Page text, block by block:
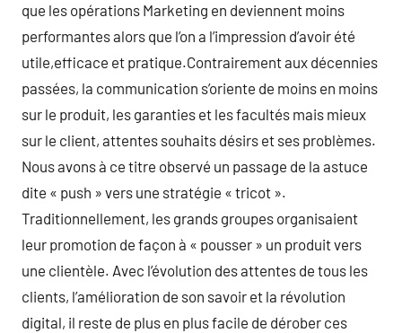
que les opérations Marketing en deviennent moins
performantes alors que l’on a l’impression d’avoir été
utile,efficace et pratique.Contrairement aux décennies
passées, la communication s’oriente de moins en moins
sur le produit, les garanties et les facultés mais mieux
sur le client, attentes souhaits désirs et ses problèmes.
Nous avons à ce titre observé un passage de la astuce
dite « push » vers une stratégie « tricot ».
Traditionnellement, les grands groupes organisaient
leur promotion de façon à « pousser » un produit vers
une clientèle. Avec l’évolution des attentes de tous les
clients, l’amélioration de son savoir et la révolution
digital, il reste de plus en plus facile de dérober ces